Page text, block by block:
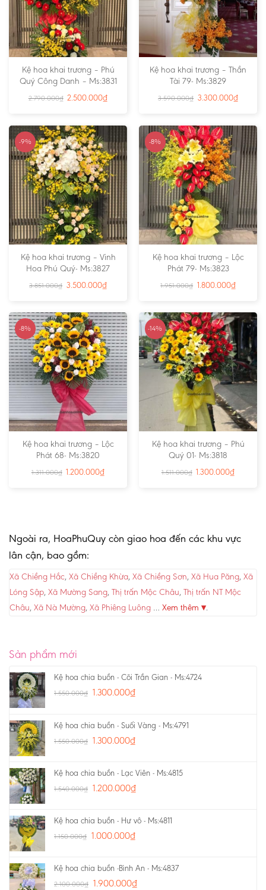
Kệ hoa khai trương – Phú
Quý Công Danh – Ms:3831
2.790.000₫ 2.500.000₫
Kệ hoa khai trương – Thần
Tài 79- Ms:3829
3.590.000₫ 3.300.000₫
-9%
Kệ hoa khai trương – Vinh
Hoa Phú Quý- Ms:3827
3.851.000₫ 3.500.000₫
-8%
Kệ hoa khai trương – Lộc
Phát 79- Ms:3823
1.951.000₫ 1.800.000₫
-8%
Kệ hoa khai trương – Lộc
Phát 68- Ms:3820
1.311.000₫ 1.200.000₫
-14%
Kệ hoa khai trương – Phú
Quý 01- Ms:3818
1.511.000₫ 1.300.000₫
Ngoài ra, HoaPhuQuy còn giao hoa đến các khu vực
lân cận, bao gồm:
Xã Chiềng Hắc, Xã Chiềng Khừa, Xã Chiềng Sơn, Xã Hua Păng, Xã
Lóng Sập, Xã Mường Sang, Thị trấn Mộc Châu, Thị trấn NT Mộc
Châu, Xã Nà Mường, Xã Phiêng Luông … Xem thêm ▾.
Sản phẩm mới
Kệ hoa chia buồn - Cõi Trần Gian - Ms:4724
1.550.000₫ 1.300.000₫
Kệ hoa chia buồn - Suối Vàng - Ms:4791
1.550.000₫ 1.300.000₫
Kệ hoa chia buồn - Lạc Viên - Ms:4815
1.540.000₫ 1.200.000₫
Kệ hoa chia buồn - Hư vô - Ms:4811
1.150.000₫ 1.000.000₫
Kệ hoa chia buồn -Bình An - Ms:4837
2.100.000₫ 1.900.000₫